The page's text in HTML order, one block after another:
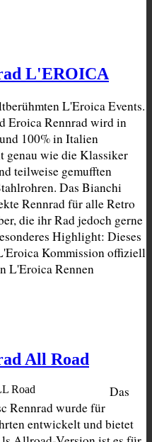
L'EROICA
L'Eroica Events.
Eroica Rennrad wird in
100% in Italien
genau wie die Klassiker
teilweise gemufften
Das Bianchi
Rennrad für alle Retro
die ihr Rad jedoch gerne
Highlight: Dieses
Kommission offiziell
L'Eroica Rennen
All Road
Das
Rennrad wurde für
entwickelt und bietet